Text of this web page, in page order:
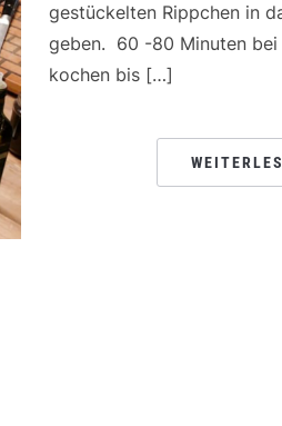
gestückelten Rippchen in
geben. 60 -80 Minuten
kochen bis […]